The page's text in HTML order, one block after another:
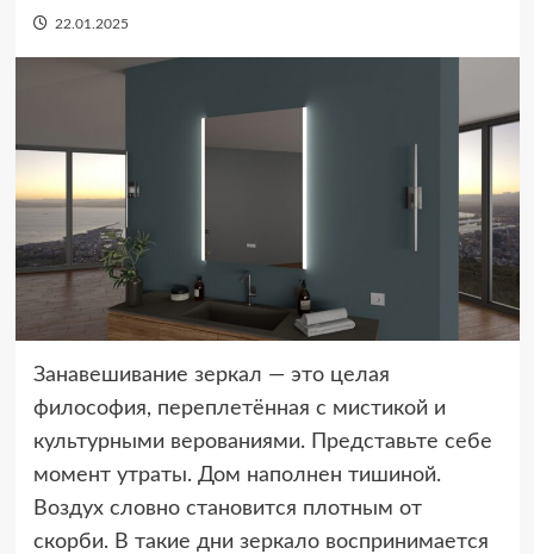
22.01.2025
Занавешивание зеркал — это целая
философия, переплетённая с мистикой и
культурными верованиями. Представьте себе
момент утраты. Дом наполнен тишиной.
Воздух словно становится плотным от
скорби. В такие дни зеркало воспринимается